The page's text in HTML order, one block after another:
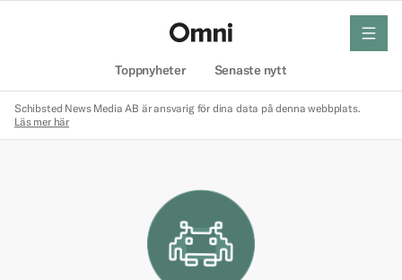
Toppnyheter Senaste nytt
meny
Schibsted News Media AB är ansvarig för dina data på denna webbplats.
Läs mer här